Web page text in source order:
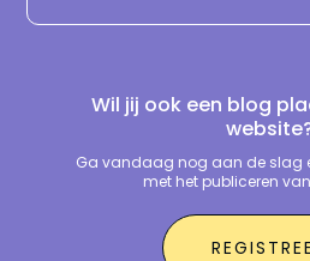
Wil jij ook een blog
Ga vandaag nog aan de slag
met het publiceren